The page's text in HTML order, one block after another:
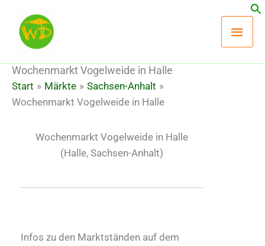
Inhalt
springen
Wochenmarkt Vogelweide in Halle
Start Märkte
Sachsen-Anhalt
Wochenmarkt Vogelweide in Halle
Wochenmarkt Vogelweide in Halle
(Halle, Sachsen-Anhalt)
Infos zu den Marktständen auf dem